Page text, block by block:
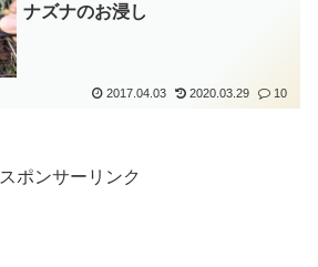
ナズナのお浸し
2017.04.03 2020.03.29 10
スポンサーリンク